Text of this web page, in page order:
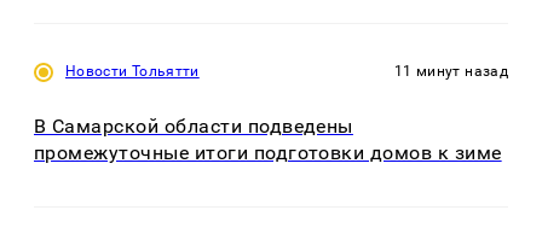
Новости Тольятти 11 минут назад
В Самарской области подведены
промежуточные итоги подготовки домов к зиме